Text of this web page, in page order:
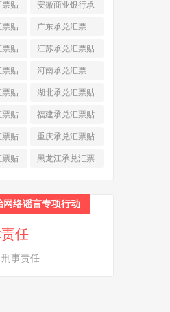
(225)
票贴
安徽商业银行承
兑汇票 (565)
票贴
广东承兑汇票
(979)
票贴
江苏承兑汇票贴
现(774)
票贴
河南承兑汇票
(518)
票贴
湖北承兑汇票贴
现(587)
票贴
福建承兑汇票贴
现(945)
票贴
重庆承兑汇票贴
现(232)
票贴
黑龙江承兑汇票
网络谣言专项行动
任
事责任